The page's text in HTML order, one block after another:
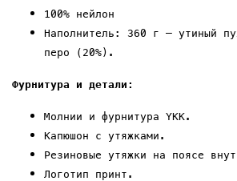
100% нейлон
Наполнитель: 360 г — утиный
перо (20%).
Фурнитура и детали:
Молнии и фурнитура YKK.
Капюшон с утяжками.
Резиновые утяжки на поясе
Логотип принт .